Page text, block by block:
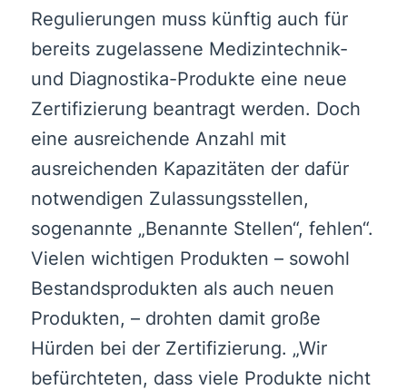
Regulierungen muss künftig auch für
bereits zugelassene Medizintechnik-
und Diagnostika-Produkte eine neue
Zertifizierung beantragt werden. Doch
eine ausreichende Anzahl mit
ausreichenden Kapazitäten der dafür
notwendigen Zulassungsstellen,
sogenannte „Benannte Stellen“, fehlen“.
Vielen wichtigen Produkten – sowohl
Bestandsprodukten als auch neuen
Produkten, – drohten damit große
Hürden bei der Zertifizierung. „Wir
befürchteten, dass viele Produkte nicht